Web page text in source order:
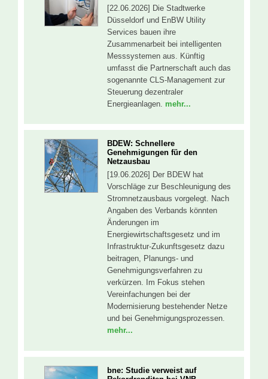
[22.06.2026] Die Stadtwerke
Düsseldorf und EnBW Utility
Services bauen ihre
Zusammenarbeit bei intelligenten
Messsystemen aus. Künftig
umfasst die Partnerschaft auch das
sogenannte CLS-Management zur
Steuerung dezentraler
Energieanlagen. mehr...
BDEW: Schnellere
Genehmigungen für den
Netzausbau
[19.06.2026] Der BDEW hat
Vorschläge zur Beschleunigung des
Stromnetzausbaus vorgelegt. Nach
Angaben des Verbands könnten
Änderungen im
Energiewirtschaftsgesetz und im
Infrastruktur-Zukunftsgesetz dazu
beitragen, Planungs- und
Genehmigungsverfahren zu
verkürzen. Im Fokus stehen
Vereinfachungen bei der
Modernisierung bestehender Netze
und bei Genehmigungsprozessen.
mehr...
bne: Studie verweist auf